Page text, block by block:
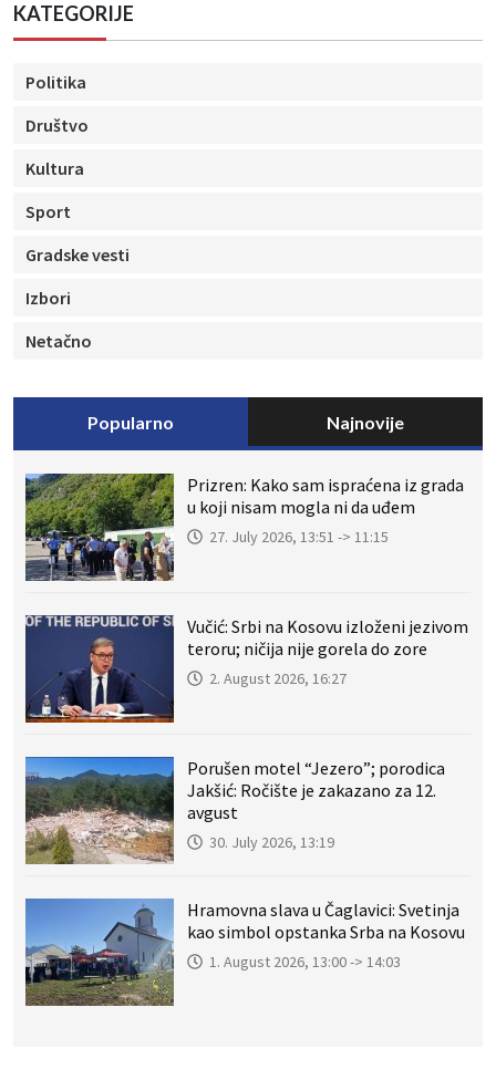
KATEGORIJE
Politika
Društvo
Kultura
Sport
Gradske vesti
Izbori
Netačno
Popularno Najnovije
Prizren: Kako sam ispraćena iz grada
u koji nisam mogla ni da uđem
27. July 2026, 13:51 -> 11:15
Vučić: Srbi na Kosovu izloženi jezivom
teroru; ničija nije gorela do zore
2. August 2026, 16:27
Porušen motel “Jezero”; porodica
Jakšić: Ročište je zakazano za 12.
avgust
30. July 2026, 13:19
Hramovna slava u Čaglavici: Svetinja
kao simbol opstanka Srba na Kosovu
1. August 2026, 13:00 -> 14:03